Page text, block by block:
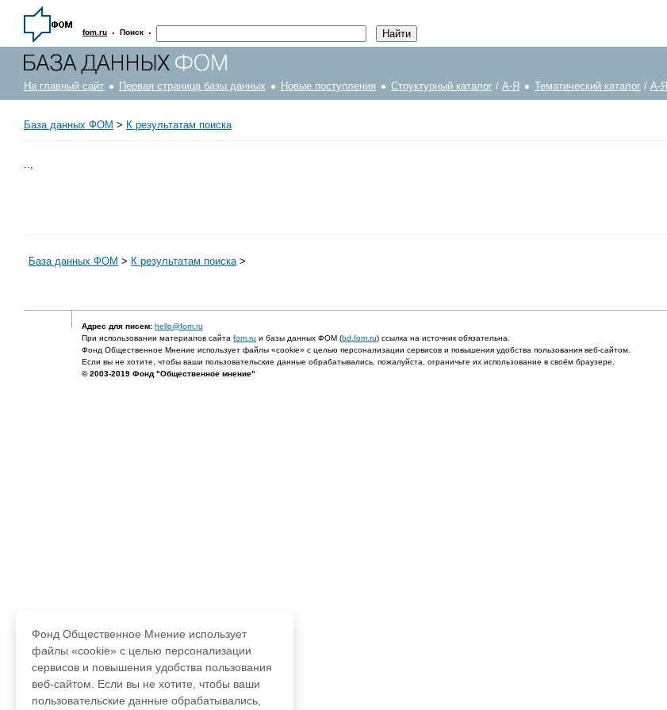
fom.ru · Поиск ·
На главный сайт Первая страница базы данных Новые поступления Структурный каталог / А-Я Тематический каталог / А-Я
База данных ФОМ > К результатам поиска
База данных ФОМ > К результатам поиска >
Адрес для писем: hello@fom.ru
При использовании материалов сайта fom.ru и базы данных ФОМ (bd.fom.ru) ссылка на источник обязательна.
Фонд Общественное Мнение использует файлы «cookie» с целью персонализации сервисов и повышения удобства пользования веб-сайтом.
Если вы не хотите, чтобы ваши пользовательские данные обрабатывались, пожалуйста, ограничьте их использование в своём браузере.
© 2003-2019 Фонд "Общественное мнение"
Фонд Общественное Мнение использует
файлы «cookie» с целью персонализации
сервисов и повышения удобства пользования
веб-сайтом. Если вы не хотите, чтобы ваши
пользовательские данные обрабатывались,